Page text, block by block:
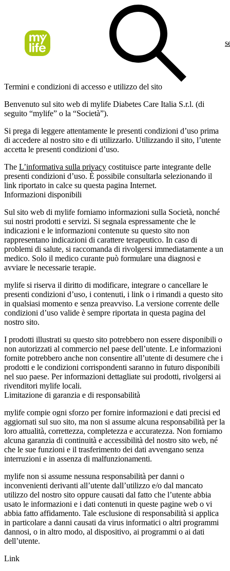
Termini e condizioni di accesso e utilizzo del sito
Benvenuto sul sito web di mylife Diabetes Care Italia S.r.l. (di
seguito “mylife” o la “Società”).
Si prega di leggere attentamente le presenti condizioni d’uso prima
di accedere al nostro sito e di utilizzarlo. Utilizzando il sito, l’utente
accetta le presenti condizioni d’uso.
The L’informativa sulla privacy costituisce parte integrante delle
presenti condizioni d’uso. È possibile consultarla selezionando il
link riportato in calce su questa pagina Internet.
Informazioni disponibili
Sul sito web di mylife forniamo informazioni sulla Società, nonché
sui nostri prodotti e servizi. Si segnala espressamente che le
indicazioni e le informazioni contenute su questo sito non
rappresentano indicazioni di carattere terapeutico. In caso di
problemi di salute, si raccomanda di rivolgersi immediatamente a un
medico. Solo il medico curante può formulare una diagnosi e
avviare le necessarie terapie.
mylife si riserva il diritto di modificare, integrare o cancellare le
presenti condizioni d’uso, i contenuti, i link o i rimandi a questo sito
in qualsiasi momento e senza preavviso. La versione corrente delle
condizioni d’uso valide è sempre riportata in questa pagina del
nostro sito.
I prodotti illustrati su questo sito potrebbero non essere disponibili o
non autorizzati al commercio nel paese dell’utente. Le informazioni
fornite potrebbero anche non consentire all’utente di desumere che i
prodotti e le condizioni corrispondenti saranno in futuro disponibili
nel suo paese. Per informazioni dettagliate sui prodotti, rivolgersi ai
rivenditori mylife locali.
Limitazione di garanzia e di responsabilità
mylife compie ogni sforzo per fornire informazioni e dati precisi ed
aggiornati sul suo sito, ma non si assume alcuna responsabilità per la
loro attualità, correttezza, completezza e accuratezza. Non forniamo
alcuna garanzia di continuità e accessibilità del nostro sito web, né
che le sue funzioni e il trasferimento dei dati avvengano senza
interruzioni e in assenza di malfunzionamenti.
mylife non si assume nessuna responsabilità per danni o
inconvenienti derivanti all’utente dall’utilizzo e/o dal mancato
utilizzo del nostro sito oppure causati dal fatto che l’utente abbia
usato le informazioni e i dati contenuti in queste pagine web o vi
abbia fatto affidamento. Tale esclusione di responsabilità si applica
in particolare a danni causati da virus informatici o altri programmi
dannosi, o in altro modo, al dispositivo, ai programmi o ai dati
dell’utente.
Link